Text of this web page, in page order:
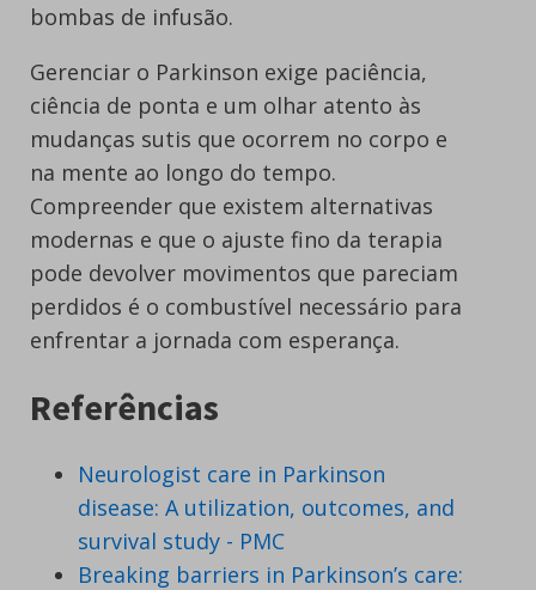
bombas de infusão.
Gerenciar o Parkinson exige paciência,
ciência de ponta e um olhar atento às
mudanças sutis que ocorrem no corpo e
na mente ao longo do tempo.
Compreender que existem alternativas
modernas e que o ajuste fino da terapia
pode devolver movimentos que pareciam
perdidos é o combustível necessário para
enfrentar a jornada com esperança.
Referências
Neurologist care in Parkinson
disease: A utilization, outcomes, and
survival study - PMC
Breaking barriers in Parkinson’s care: